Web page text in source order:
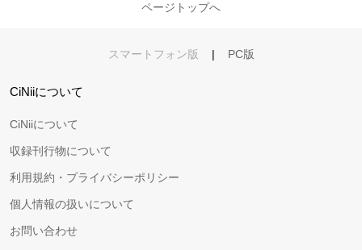
ページトップへ
スマートフォン版 | PC版
CiNiiについて
CiNiiについて
収録刊行物について
利用規約・プライバシーポリシー
個人情報の扱いについて
お問い合わせ